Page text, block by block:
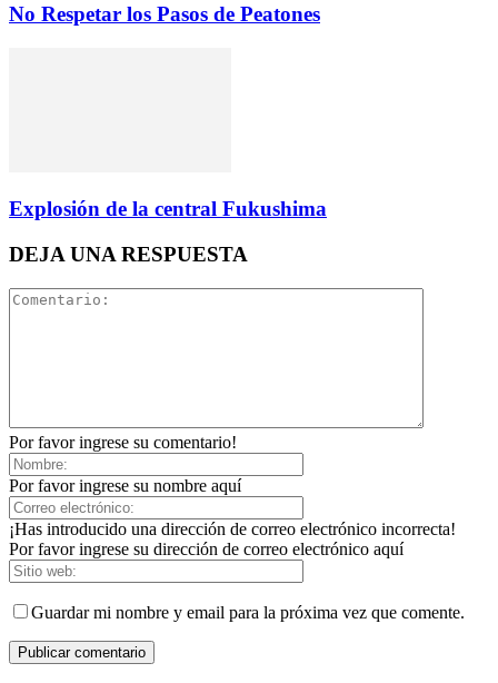
No Respetar los Pasos de Peatones
Explosión de la central Fukushima
DEJA UNA RESPUESTA
Por favor ingrese su comentario!
Por favor ingrese su nombre aquí
¡Has introducido una dirección de correo electrónico incorrecta!
Por favor ingrese su dirección de correo electrónico aquí
Guardar mi nombre y email para la próxima vez que comente.